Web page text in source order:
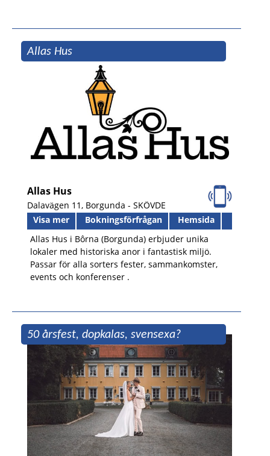
Allas Hus
Allas Hus
Dalavägen 11, Borgunda - SKÖVDE
Visa mer
Bokningsförfrågan
Hemsida
Allas Hus i Bôrna (Borgunda) erbjuder unika
lokaler med historiska anor i fantastisk miljö.
Passar för alla sorters fester, sammankomster,
events och konferenser .
50 årsfest, dopkalas, svensexa?